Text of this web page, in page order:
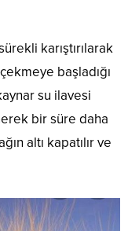
karıştırılarak
başladığı
su ilavesi
bir süre daha
altı kapatılır ve